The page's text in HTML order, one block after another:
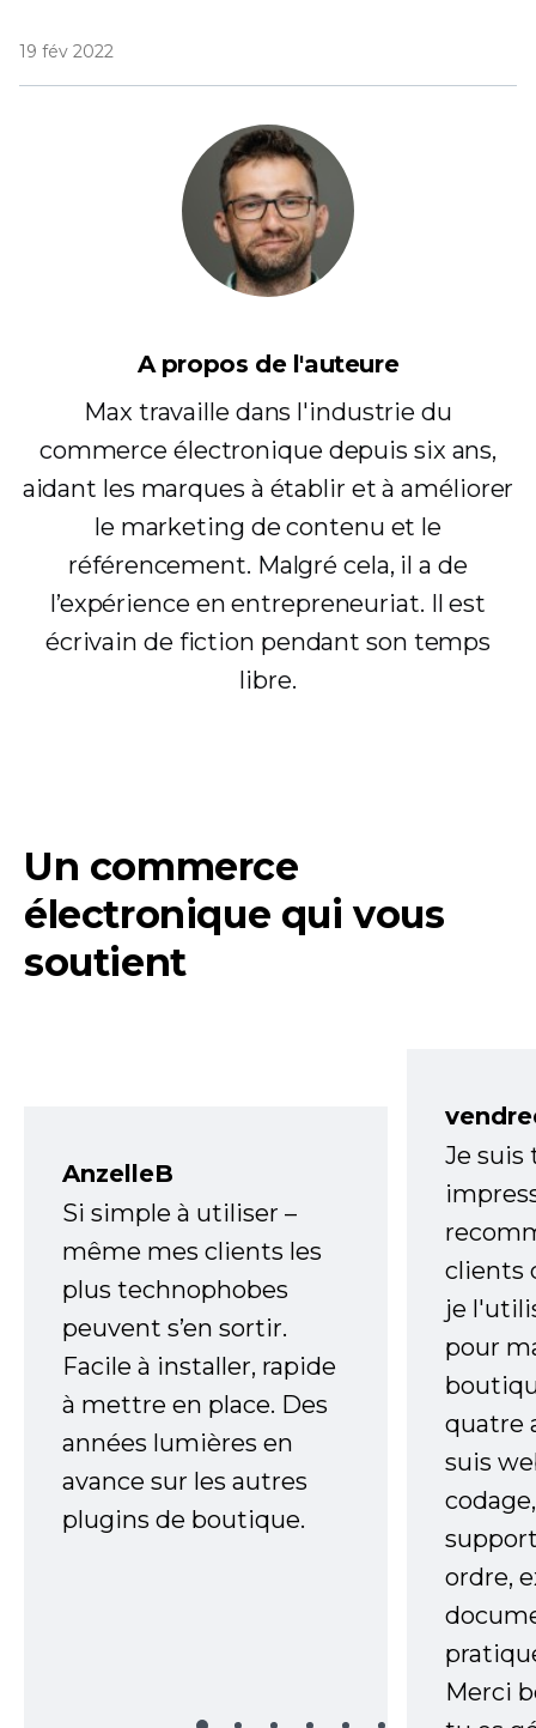
19 fév 2022
A propos de l'auteure
Max travaille dans l'industrie du
commerce électronique depuis six ans,
aidant les marques à établir et à améliorer
le marketing de contenu et le
référencement. Malgré cela, il a de
l’expérience en entrepreneuriat. Il est
écrivain de fiction pendant son temps
libre.
Un commerce
électronique qui vous
soutient
AnzelleB
Si simple à utiliser –
même mes clients les
plus technophobes
peuvent s’en sortir.
Facile à installer, rapide
à mettre en place. Des
années lumières en
avance sur les autres
plugins de boutique.
Je
clients
je
pour
quatre
suis
ordre,
Merci